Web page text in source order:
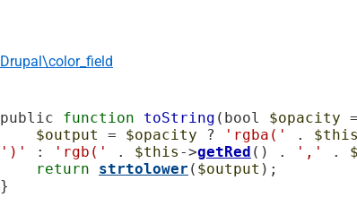
Drupal\color_field
public function toString (bool $opacity
$output
= $opacity ? 'rgba(' . $this
')'
: 'rgb(' . $this ->getRed () . ',' .
return
strtolower ( $output );
}